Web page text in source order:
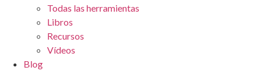
Todas las herramientas
Libros
Recursos
Vídeos
Blog